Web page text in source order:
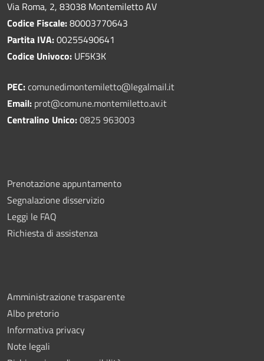
Via Roma, 2, 83038 Montemiletto AV
Codice Fiscale:80003770643
Partita IVA:00255490641
Codice Univoco: UF5K3K
PEC:comunedimontemiletto@legalmail.it
Email: prot@comune.montemiletto.av.it
Centralino Unico:0825 963003
Prenotazione appuntamento
Segnalazione disservizio
Leggi le FAQ
Richiesta di assistenza
Amministrazione trasparente
Albo pretorio
Informativa privacy
Note legali